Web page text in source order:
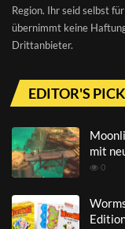
Region. Ihr seid selbst
übernimmt keine
Drittanbieter.
EDITOR'S PICK
mit
0